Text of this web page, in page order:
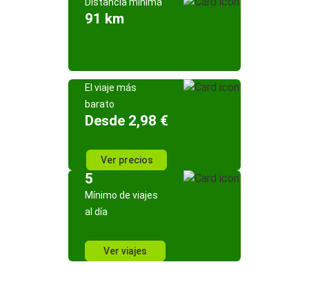
91 km
El viaje más
barato
Desde 2,98 €
Ver precios
5
Mínimo de viajes
al día
Ver viajes